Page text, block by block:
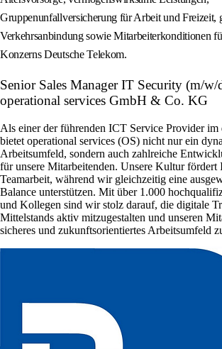
Gruppenunfallversicherung für Arbeit und Freizeit,
Verkehrsanbindung sowie Mitarbeiterkonditionen
Konzerns Deutsche Telekom.
Senior Sales Manager IT Security (m/w/
operational services GmbH & Co. KG
Als einer der führenden ICT Service Provider im
bietet operational services (OS) nicht nur ein
Arbeitsumfeld, sondern auch zahlreiche
für unsere Mitarbeitenden. Unsere Kultur fördert
Teamarbeit, während wir gleichzeitig eine
Balance unterstützen. Mit über 1.000
und Kollegen sind wir stolz darauf, die digitale
Mittelstands aktiv mitzugestalten und unseren
sicheres und zukunftsorientiertes Arbeitsumfeld